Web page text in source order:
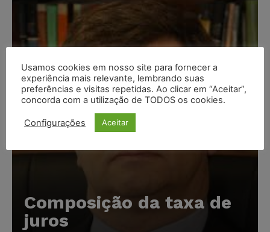
Composição da taxa de
juros
Usamos cookies em nosso site para fornecer a
experiência mais relevante, lembrando suas
preferências e visitas repetidas. Ao clicar em “Aceitar”,
concorda com a utilização de TODOS os cookies.
Configurações Aceitar